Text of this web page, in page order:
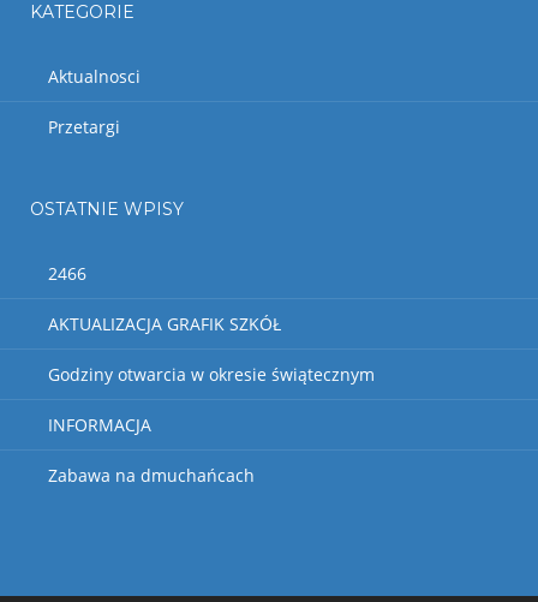
KATEGORIE
Aktualnosci
Przetargi
OSTATNIE WPISY
2466
AKTUALIZACJA GRAFIK SZKÓŁ
Godziny otwarcia w okresie świątecznym
INFORMACJA
Zabawa na dmuchańcach